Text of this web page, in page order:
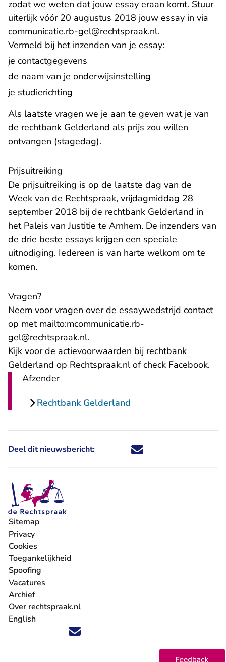
zodat we weten dat jouw essay eraan komt. Stuur
uiterlijk vóór 20 augustus 2018 jouw essay in via
communicatie.rb-gel@rechtspraak.nl- U verlaat
.
Vermeld bij het inzenden van je essay:
je contactgegevens
de naam van je onderwijsinstelling
je studierichting
Als laatste vragen we je aan te geven wat je van
de rechtbank Gelderland als prijs zou willen
ontvangen (stagedag).
Prijsuitreiking
De prijsuitreiking is op de laatste dag van de
Week van de Rechtspraak, vrijdagmiddag 28
september 2018 bij de rechtbank Gelderland in
het Paleis van Justitie te Arnhem. De inzenders van
de drie beste essays krijgen een speciale
uitnodiging. Iedereen is van harte welkom om te
komen.
Vragen?
Neem voor vragen over de essaywedstrijd contact
op met mailto:mcommunicatie.rb-
gel@rechtspraak.nl- U verlaat Rechtspraak.nl
.
Kijk voor de actievoorwaarden bij rechtbank
Gelderland op Rechtspraak.nl of check Facebook- U
.
Afzender
Rechtbank Gelderland
Deel dit nieuwsbericht: Deel dit nieuwsbericht via X -
Deel dit nieuwsbericht via
Deel dit nieuwsbericht
Deel dit
Volg ons op X (Twitter) - U verlaat Rechtspraak.nl
Volg ons op Facebook - U verlaat Rechtspraak.nl
Volg ons op Instagram - U verlaat Rechtspraak.nl
Volg ons op Youtube - U verlaat Rechtspraak.nl
Volg ons op LinkedIn - U verlaat
'Blijf op de hoogte' nieuwsbrief - U verlaat
Sitemap
Privacy
Cookies
Toegankelijkheid
Spoofing
Vacatures
- U verlaat Rechtspraak.nl
Archief
Over rechtspraak.nl
English